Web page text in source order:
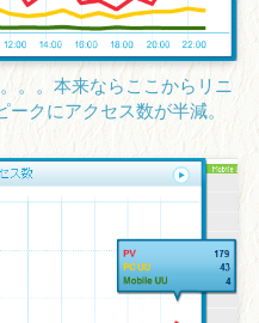
。。本来ならここからリニ
クにアクセス数が半減。